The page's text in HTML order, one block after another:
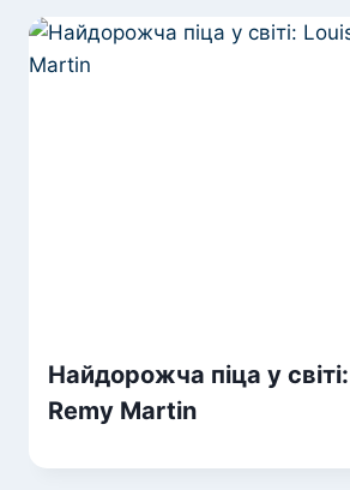
Найдорожча піца у
Remy Martin